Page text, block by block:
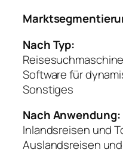
Nach Typ:
Software für
Sonstiges
Nach Anwendung:
Inlandsreisen und
Auslandsreisen